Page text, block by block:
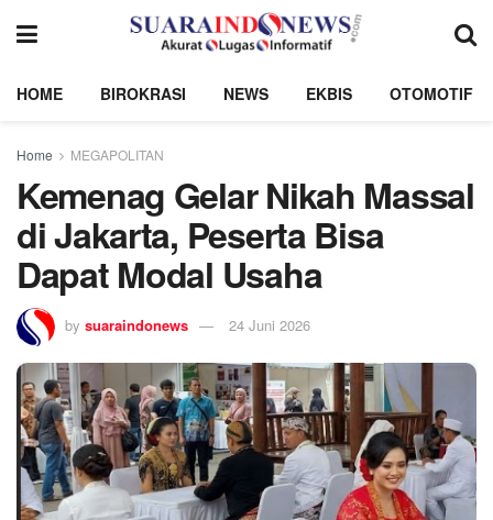
HOME BIROKRASI NEWS EKBIS OTOMOTIF
Home MEGAPOLITAN
Kemenag Gelar Nikah Massal
di Jakarta, Peserta Bisa
Dapat Modal Usaha
by suaraindonews 24 Juni 2026